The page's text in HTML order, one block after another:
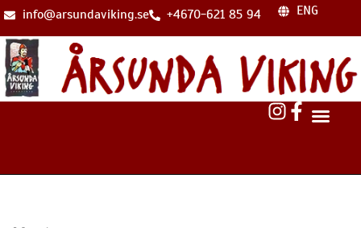
info@arsundaviking.se +4670-621 85 94 ENG